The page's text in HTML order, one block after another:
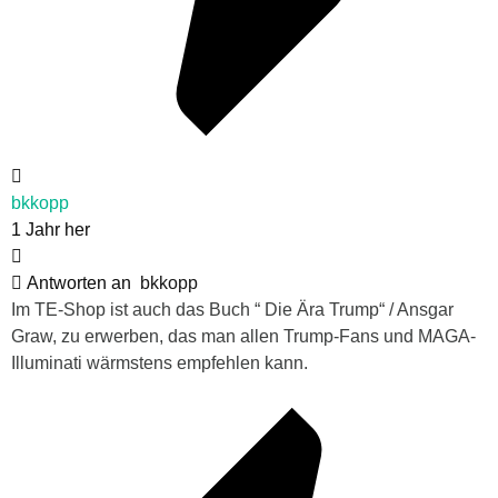
bkkopp
1 Jahr her
Antworten an
bkkopp
Im TE-Shop ist auch das Buch “ Die Ära Trump“ / Ansgar
Graw, zu erwerben, das man allen Trump-Fans und MAGA-
Illuminati wärmstens empfehlen kann.